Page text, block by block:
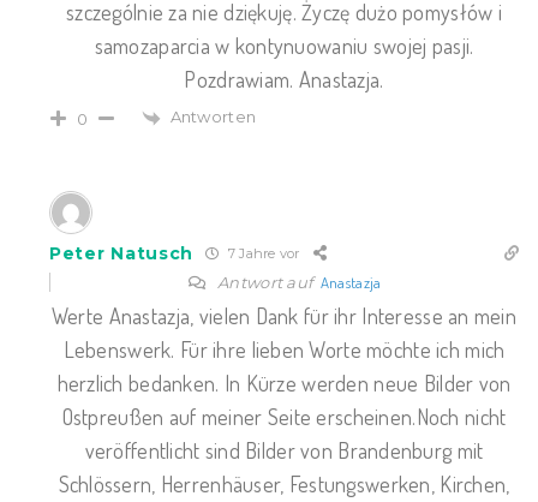
szczególnie za nie dziękuję. Życzę dużo pomysłów i
samozaparcia w kontynuowaniu swojej pasji.
Pozdrawiam. Anastazja.
0 Antworten
Peter Natusch 7 Jahre vor
Antwort auf Anastazja
Werte Anastazja, vielen Dank für ihr Interesse an mein
Lebenswerk. Für ihre lieben Worte möchte ich mich
herzlich bedanken. In Kürze werden neue Bilder von
Ostpreußen auf meiner Seite erscheinen.Noch nicht
veröffentlicht sind Bilder von Brandenburg mit
Schlössern, Herrenhäuser, Festungswerken, Kirchen,